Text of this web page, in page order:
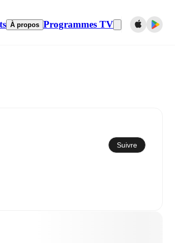
À propos Programmes TV
Suivre